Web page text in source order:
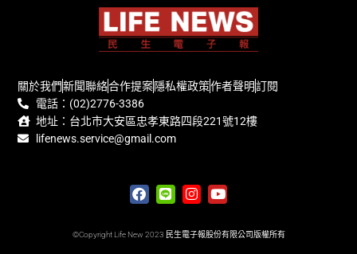
關於我們新聞聯絡合作提案隱私權政策作者聲明訂閱
電話：(02)2776-3386
地址：台北市大安區忠孝東路四段221號12樓
lifenews.service@gmail.com
©Copyright Life New 2023 民生電子報股份有限公司版權所有